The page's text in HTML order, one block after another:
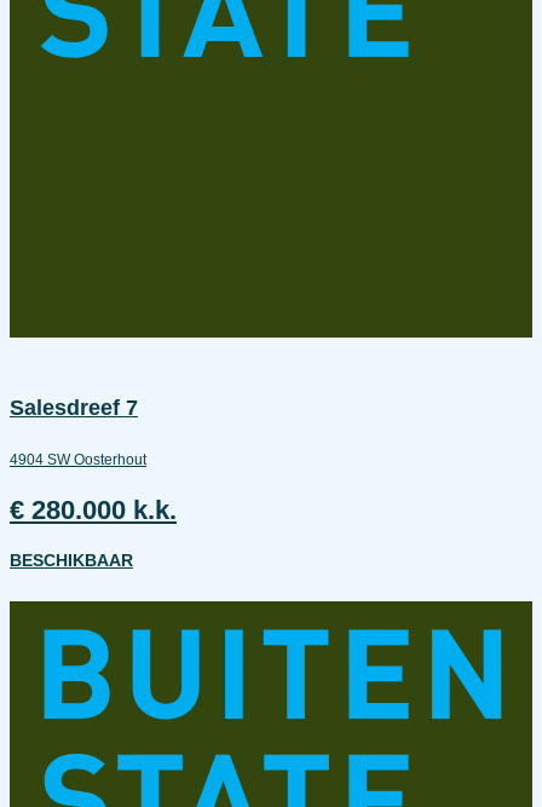
Salesdreef 7
4904 SW Oosterhout
€ 280.000 k.k.
BESCHIKBAAR